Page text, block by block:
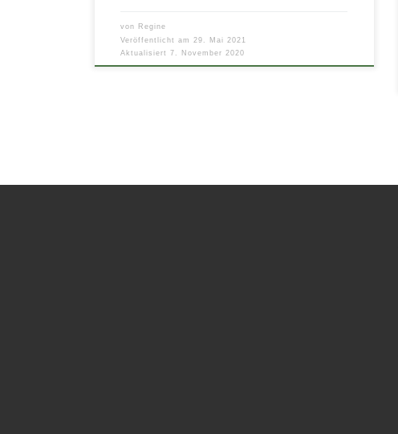
von Regine
Veröffentlicht am29. Mai 2021
Aktualisiert7. November 2020